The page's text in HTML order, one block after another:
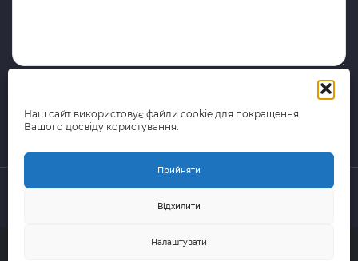
Наш сайт використовує файли cookie для покращення
Вашого досвіду користування.
Прийняти
Відхилити
Налаштувати
© 2015-2026 поштово-логістична компанія Portal Express